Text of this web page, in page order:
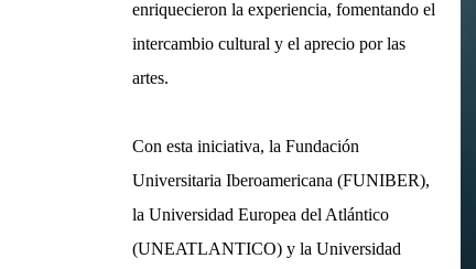
enriquecieron la experiencia, fomentando el
intercambio cultural y el aprecio por las
artes.
Con esta iniciativa, la Fundación
Universitaria Iberoamericana (FUNIBER),
la Universidad Europea del Atlántico
(UNEATLANTICO) y la Universidad